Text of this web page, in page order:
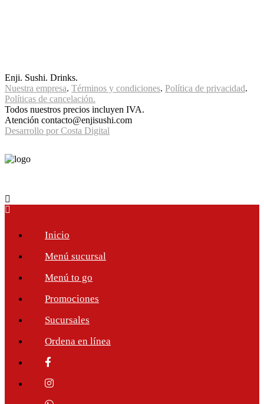
Enji. Sushi. Drinks.
Nuestra empresa. Términos y condiciones. Política de privacidad.
Políticas de cancelación.
Todos nuestros precios incluyen IVA.
Atención contacto@enjisushi.com
Desarrollo por Costa Digital
Inicio
Menú sucursal
Menú to go
Promociones
Sucursales
Ordena en línea